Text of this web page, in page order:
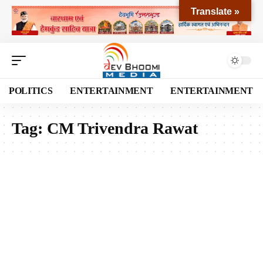
POLITICS ENTERTAINMENT ENTERTAINMENT
Tag: CM Trivendra Rawat
Translate »